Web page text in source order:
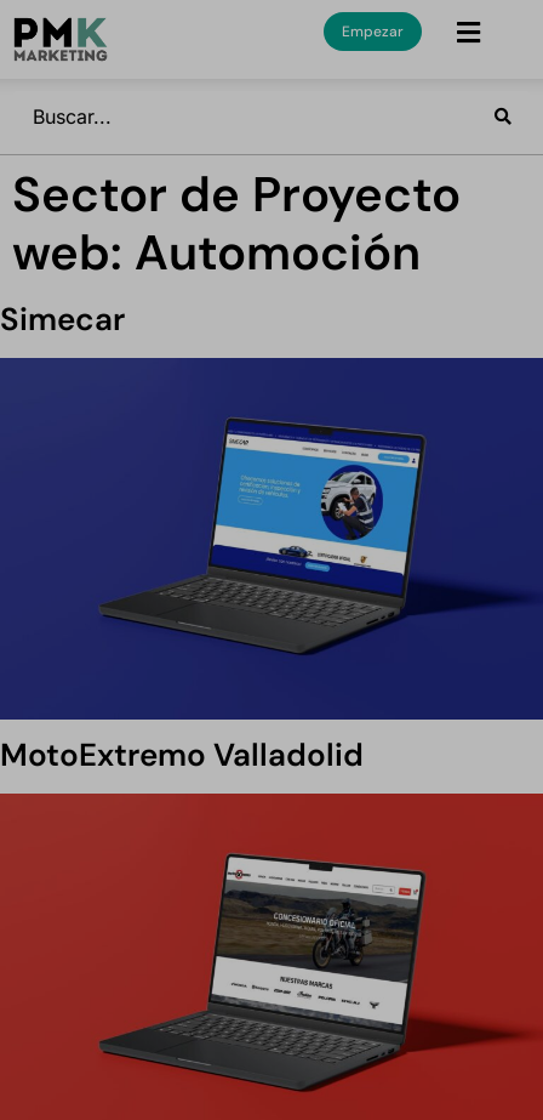
Empezar
Sector de Proyecto
web: Automoción
Simecar
MotoExtremo Valladolid